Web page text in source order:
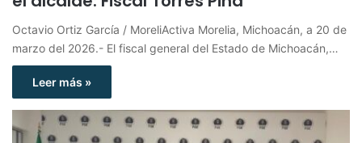
Octavio Ortiz García / MoreliActiva Morelia, Michoacán, a 20 de
marzo del 2026.- El fiscal general del Estado de Michoacán,…
Leer más »